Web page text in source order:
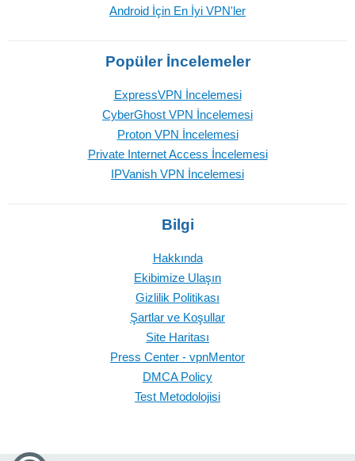
Android İçin En İyi VPN'ler
Popüler İncelemeler
ExpressVPN İncelemesi
CyberGhost VPN İncelemesi
Proton VPN İncelemesi
Private Internet Access İncelemesi
IPVanish VPN İncelemesi
Bilgi
Hakkında
Ekibimize Ulaşın
Gizlilik Politikası
Şartlar ve Koşullar
Site Haritası
Press Center - vpnMentor
DMCA Policy
Test Metodolojisi